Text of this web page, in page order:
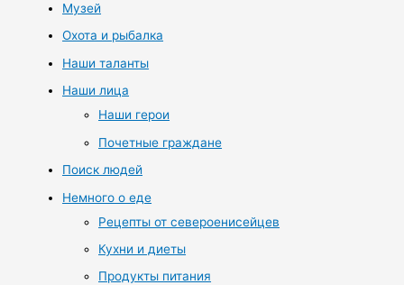
Музей
Охота и рыбалка
Наши таланты
Наши лица
Наши герои
Почетные граждане
Поиск людей
Немного о еде
Рецепты от североенисейцев
Кухни и диеты
Продукты питания